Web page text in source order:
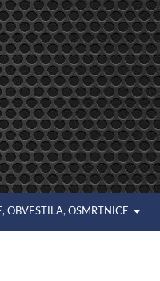
OBVESTILA, OSMRTNICE